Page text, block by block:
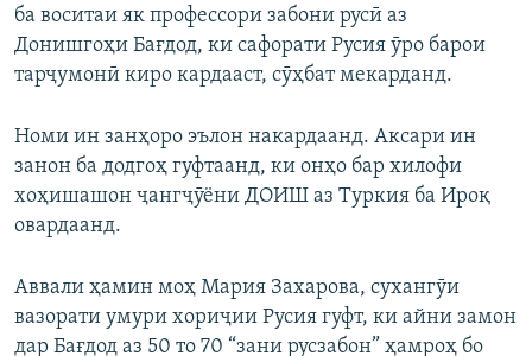
ба воситаи як профессори забони русӣ аз
Донишгоҳи Бағдод, ки сафорати Русия ӯро барои
тарҷумонӣ киро кардааст, сӯҳбат мекарданд.
Номи ин занҳоро эълон накардаанд. Аксари ин
занон ба додгоҳ гуфтаанд, ки онҳо бар хилофи
хоҳишашон ҷангҷӯёни ДОИШ аз Туркия ба Ироқ
овардаанд.
Аввали ҳамин моҳ Мария Захарова, сухангӯи
вазорати умури хориҷии Русия гуфт, ки айни замон
дар Бағдод аз 50 то 70 “зани русзабон” ҳамроҳ бо